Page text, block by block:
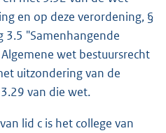
en op deze verordening, §
3.5 "Samenhangende
wet bestuursrecht
uitzondering van de
van die wet.
lid c is het college van